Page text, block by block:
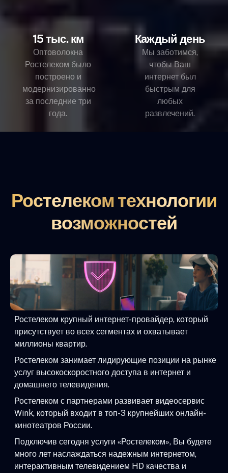
15 тыс. км
Оптоволокна
Ростелеком было
построено и
модернизированно
за последние три
года.
Каждый день
Мы заботимся,
чтобы Ваш
интернет был
быстрым для
любых
развлечений.
Ростелеком технологии
возможностей
Ростелеком крупный интернет-провайдер, который
присутствует во всех сегментах и охватывает
миллионы квартир.
Ростелеком занимает лидирующие позиции на рынке
услуг высокоскоростного доступа в интернет и
домашнего телевидения.
Ростелеком с партнерами развивает видеосервис
Wink, который входит в топ-3 крупнейших онлайн-
кинотеатров России.
Подключив сегодня услуги «Ростелеком», Вы будете
много лет наслаждаться надежным интернетом,
интерактивным телевидением HD качества и